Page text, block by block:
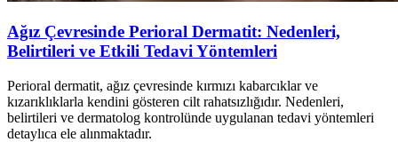
Ağız Çevresinde Perioral Dermatit: Nedenleri,
Belirtileri ve Etkili Tedavi Yöntemleri
Perioral dermatit, ağız çevresinde kırmızı kabarcıklar ve
kızarıklıklarla kendini gösteren cilt rahatsızlığıdır. Nedenleri,
belirtileri ve dermatolog kontrolünde uygulanan tedavi yöntemleri
detaylıca ele alınmaktadır.